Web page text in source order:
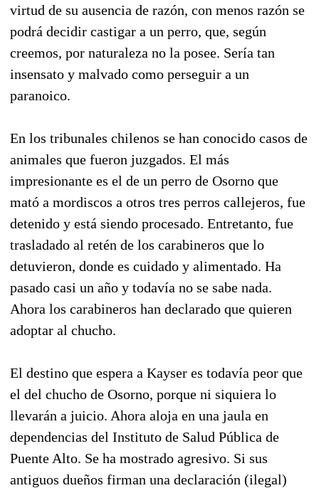
virtud de su ausencia de razón, con menos razón se
podrá decidir castigar a un perro, que, según
creemos, por naturaleza no la posee. Sería tan
insensato y malvado como perseguir a un
paranoico.
En los tribunales chilenos se han conocido casos de
animales que fueron juzgados. El más
impresionante es el de un perro de Osorno que
mató a mordiscos a otros tres perros callejeros, fue
detenido y está siendo procesado. Entretanto, fue
trasladado al retén de los carabineros que lo
detuvieron, donde es cuidado y alimentado. Ha
pasado casi un año y todavía no se sabe nada.
Ahora los carabineros han declarado que quieren
adoptar al chucho.
El destino que espera a Kayser es todavía peor que
el del chucho de Osorno, porque ni siquiera lo
llevarán a juicio. Ahora aloja en una jaula en
dependencias del Instituto de Salud Pública de
Puente Alto. Se ha mostrado agresivo. Si sus
antiguos dueños firman una declaración (ilegal)